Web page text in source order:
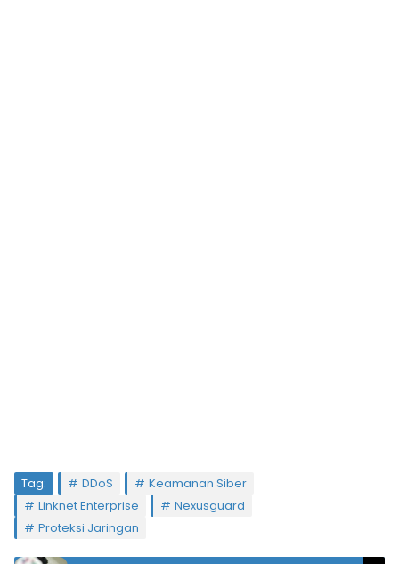
Tag: DDoS
Keamanan Siber
Linknet Enterprise
Nexusguard
Proteksi Jaringan